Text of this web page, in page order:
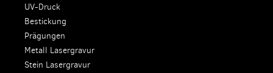
UV-Druck
Bestickung
Prägungen
Metall Lasergravur
Stein Lasergravur